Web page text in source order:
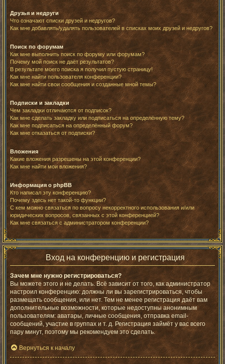
Друзья и недруги
Что означают списки друзей и недругов?
Как мне добавлять/удалять пользователей в списках моих друзей и недругов?
Поиск по форумам
Как мне выполнить поиск по форуму или форумам?
Почему мой поиск не даёт результатов?
В результате моего поиска я получил пустую страницу!
Как мне найти пользователя конференции?
Как мне найти свои сообщения и созданные мной темы?
Подписки и закладки
Чем закладки отличаются от подписок?
Как мне сделать закладку или подписаться на определённую тему?
Как мне подписаться на определённый форум?
Как мне отказаться от подписки?
Вложения
Какие вложения разрешены на этой конференции?
Как мне найти мои вложения?
Информация о phpBB
Кто написал эту конференцию?
Почему здесь нет такой-то функции?
С кем можно связаться по вопросу некорректного использования и/или
юридических вопросов, связанных с этой конференцией?
Как мне связаться с администратором конференции?
Вход на конференцию и регистрация
Зачем мне нужно регистрироваться?
Вы можете этого и не делать. Всё зависит от того, как администратор
настроил конференцию: должны ли вы зарегистрироваться, чтобы
размещать сообщения, или нет. Тем не менее регистрация даёт вам
дополнительные возможности, которые недоступны анонимным
пользователям: аватары, личные сообщения, отправка email-
сообщений, участие в группах и т. д. Регистрация займёт у вас всего
пару минут, поэтому мы рекомендуем это сделать.
Вернуться к началу